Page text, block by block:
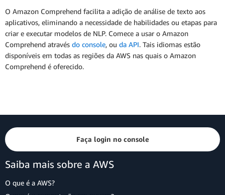
O Amazon Comprehend facilita a adição de análise de texto aos
aplicativos, eliminando a necessidade de habilidades ou etapas para
criar e executar modelos de NLP. Comece a usar o Amazon
Comprehend através do console, ou da API. Tais idiomas estão
disponíveis em todas as regiões da AWS nas quais o Amazon
Comprehend é oferecido.
Faça login no console
Saiba mais sobre a AWS
O que é a AWS?